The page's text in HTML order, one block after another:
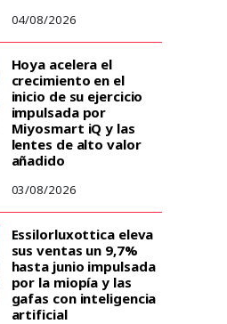
04/08/2026
Hoya acelera el
crecimiento en el
inicio de su ejercicio
impulsada por
Miyosmart iQ y las
lentes de alto valor
añadido
03/08/2026
Essilorluxottica eleva
sus ventas un 9,7%
hasta junio impulsada
por la miopía y las
gafas con inteligencia
artificial